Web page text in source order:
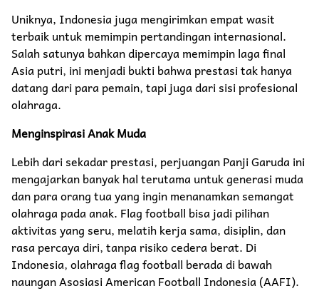
Uniknya, Indonesia juga mengirimkan empat wasit
terbaik untuk memimpin pertandingan internasional.
Salah satunya bahkan dipercaya memimpin laga final
Asia putri, ini menjadi bukti bahwa prestasi tak hanya
datang dari para pemain, tapi juga dari sisi profesional
olahraga.
Menginspirasi Anak Muda
Lebih dari sekadar prestasi, perjuangan Panji Garuda ini
mengajarkan banyak hal terutama untuk generasi muda
dan para orang tua yang ingin menanamkan semangat
olahraga pada anak. Flag football bisa jadi pilihan
aktivitas yang seru, melatih kerja sama, disiplin, dan
rasa percaya diri, tanpa risiko cedera berat. Di
Indonesia, olahraga flag football berada di bawah
naungan Asosiasi American Football Indonesia (AAFI).